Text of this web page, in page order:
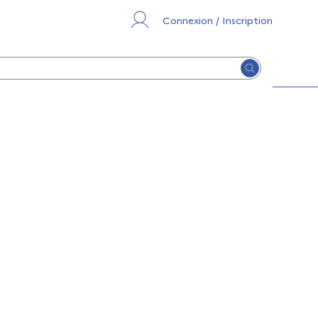
Connexion / Inscription
Lancer la